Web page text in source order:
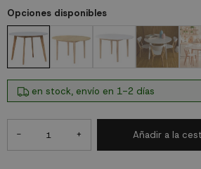
Opciones disponibles
en stock, envío en 1-2 días
- + Añadir a la